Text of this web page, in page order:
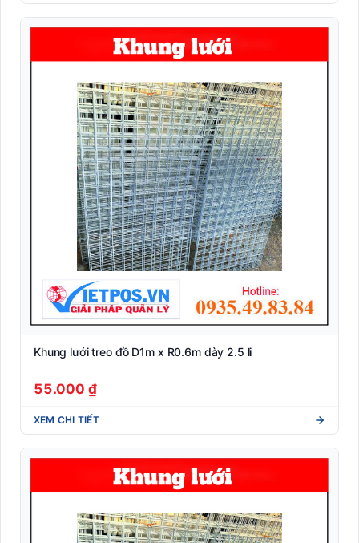
Kiểm soát Barrier
Kiểm Soát Ra Vào Thông Minh
Kiểm soát thông minh
Máy đọc vân tay công nghiệp (Biometric Reader)
Máy in thẻ nhựa Pointman
Máy tính bảng Rugged công nghiệp (Industrial Tablet)
Máy tính cầm tay công nghiệp PDA (Mobile Computer)
Máy tính tiền POS
Máy tuần tra
Nhãn Linerless không lót (Eco-friendly)
Nhãn Shipping vận chuyển quốc tế (DHL/UPS/FedEx)
Nhãn y tế dược phẩm (Blood tube, Medicine label)
Khung lưới treo đồ D1m x R0.6m dày 2.5 li
55.000 ₫
XEM CHI TIẾT